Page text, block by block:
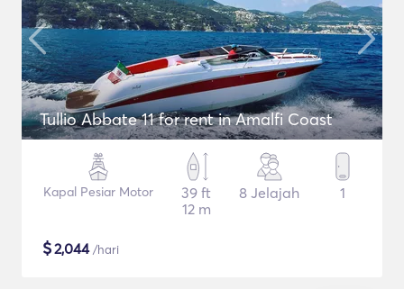
Tullio Abbate 11 for rent in Amalfi Coast
Kapal Pesiar Motor
39 ft
12 m
8 Jelajah 1
$2,044/hari